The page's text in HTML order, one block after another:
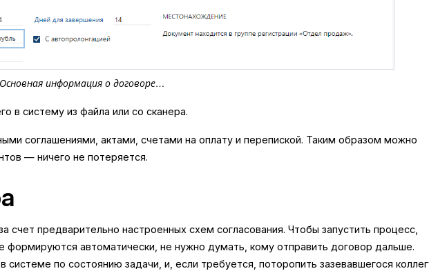
Основная информация о договоре…
в систему из файла или со сканера.
соглашениями, актами, счетами на оплату и перепиской. Таким образом можно
— ничего не потеряется.
счет предварительно настроенных схем согласования. Чтобы запустить процесс,
формируются автоматически, не нужно думать, кому отправить договор дальше.
по состоянию задачи, и, если требуется, поторопить зазевавшегося